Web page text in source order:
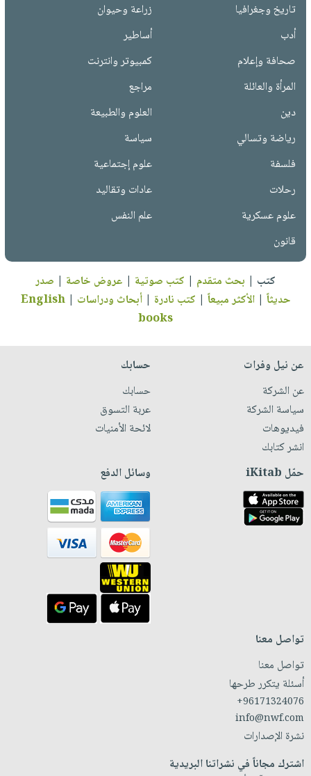
تاريخ وجغرافيا
زراعة وحيوان
أدب
أساطير
صحافة وإعلام
كمبيوتر وانترنت
المرأة والعائلة
مراجع
دين
العلوم والطبيعة
رياضة وتسالي
سياسة
فلسفة
علوم إجتماعية
رحلات
عادات وتقاليد
علوم عسكرية
علم النفس
قانون
كتب | بحث متقدم | كتب صوتية | عروض خاصة | صدر
حديثاً |الأكثر مبيعاً | كتب نادرة |أبحاث ودراسات |
English
books
عن نيل وفرات
عن الشركة
سياسة الشركة
فيديوهات
انشر كتابك
حسابك
حسابك
عربة التسوق
لائحة الأمنيات
حمّل iKitab وسائل الدفع
تواصل معنا
تواصل معنا
أسئلة يتكرر طرحها
+96171324076
info@nwf.com
نشرة الإصدارات
اشترك مجاناً في نشراتنا البريدية